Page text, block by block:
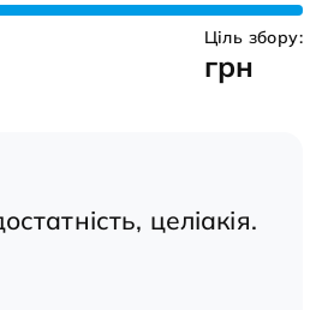
Ціль збору:
грн
целіакія.